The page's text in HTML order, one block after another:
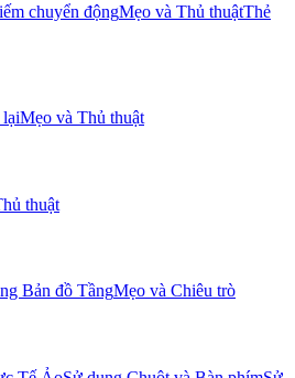
chuyển độngMẹo và Thủ thuậtThẻ
Mẹo và Thủ thuật
thuật
Bản đồ TầngMẹo và Chiêu trò